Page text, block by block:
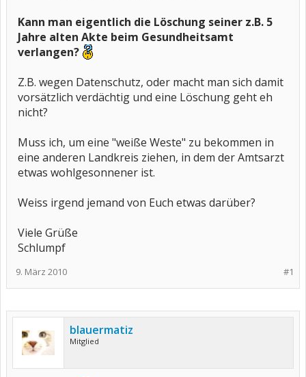
Kann man eigentlich die Löschung seiner z.B. 5
Jahre alten Akte beim Gesundheitsamt
verlangen?
Z.B. wegen Datenschutz, oder macht man sich damit
vorsätzlich verdächtig und eine Löschung geht eh
nicht?
Muss ich, um eine "weiße Weste" zu bekommen in
eine anderen Landkreis ziehen, in dem der Amtsarzt
etwas wohlgesonnener ist.
Weiss irgend jemand von Euch etwas darüber?
Viele Grüße
Schlumpf
#1
9. März 2010
blauermatiz
Mitglied